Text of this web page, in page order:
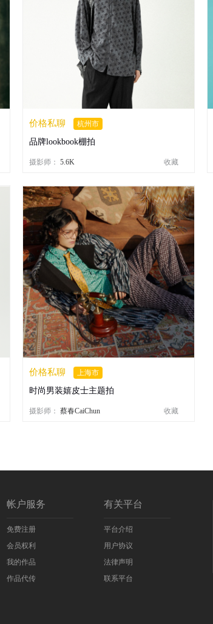
价格私聊 杭州市
品牌lookbook棚拍
摄影师： 5.6K 收藏
价格私聊 上海市
时尚男装嬉皮士主题拍
摄影师： 蔡春CaiChun 收藏
帐户服务
免费注册
会员权利
我的作品
作品代传
有关平台
平台介绍
用户协议
法律声明
联系平台